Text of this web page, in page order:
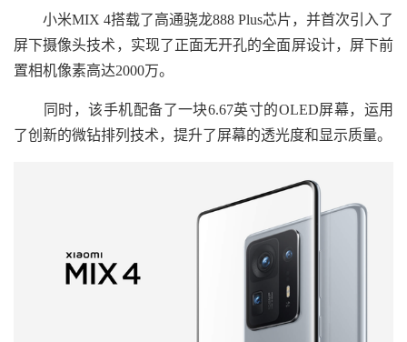
小米MIX 4搭载了高通骁龙888 Plus芯片，并首次引入了
屏下摄像头技术，实现了正面无开孔的全面屏设计，屏下前
置相机像素高达2000万。
同时，该手机配备了一块6.67英寸的OLED屏幕，运用
了创新的微钻排列技术，提升了屏幕的透光度和显示质量。